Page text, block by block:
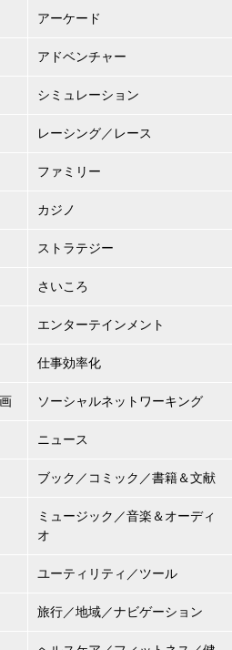
アーケード
アドベンチャー
シミュレーション
レーシング／レース
ファミリー
カジノ
ストラテジー
さいころ
エンターテインメント
仕事効率化
ソーシャルネットワーキング
ニュース
ブック／コミック／書籍＆文献
ミュージック／音楽＆オーディ
オ
ユーティリティ／ツール
旅行／地域／ナビゲーション